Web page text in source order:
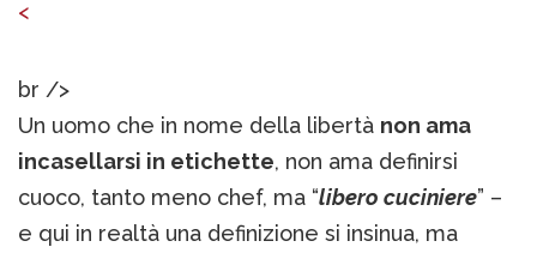
<
br />
Un uomo che in nome della libertà non ama
incasellarsi in etichette, non ama definirsi
cuoco, tanto meno chef, ma “libero cuciniere” –
e qui in realtà una definizione si insinua, ma